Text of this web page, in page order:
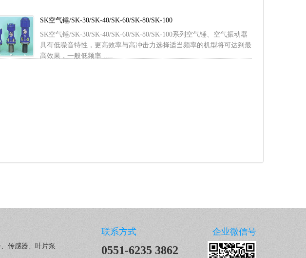
SK空气锤/SK-30/SK-40/SK-60/SK-80/SK-100
SK空气锤/SK-30/SK-40/SK-60/SK-80/SK-100系列空气锤、空气振动器
具有低噪音特性，更高效率与高冲击力选择适当频率的机型将可达到最
高效果，一般低频率 .....
传感器、叶片泵
联系方式
0551-6235 3862
企业微信号